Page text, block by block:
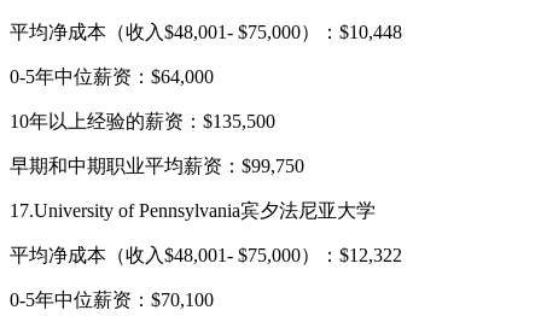
平均净成本（收入$48,001- $75,000）：$10,448
0-5年中位薪资：$64,000
10年以上经验的薪资：$135,500
早期和中期职业平均薪资：$99,750
17.University of Pennsylvania宾夕法尼亚大学
平均净成本（收入$48,001- $75,000）：$12,322
0-5年中位薪资：$70,100